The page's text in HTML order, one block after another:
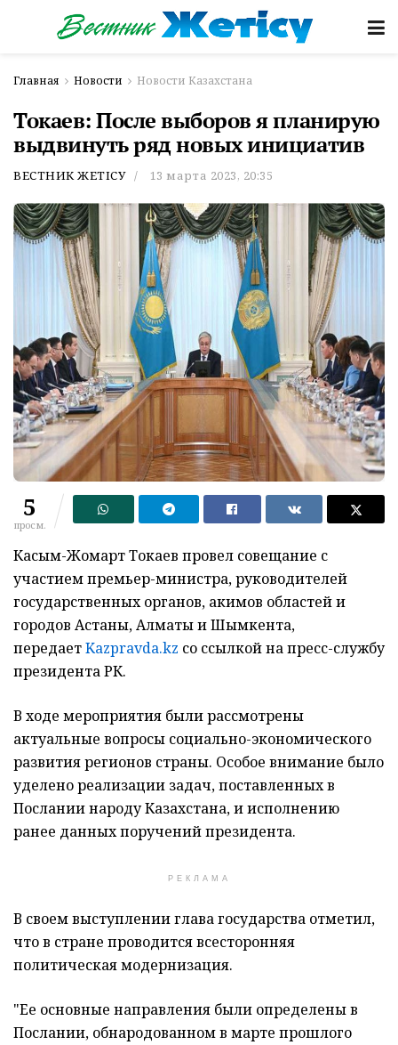
Главная Новости Новости Казахстана
Токаев: После выборов я планирую
выдвинуть ряд новых инициатив
ВЕСТНИК ЖЕТІСУ 13 марта 2023, 20:35
5
просм.
Касым-Жомарт Токаев провел совещание с
участием премьер-министра, руководителей
государственных органов, акимов областей и
городов Астаны, Алматы и Шымкента,
передаетKazpravda.kz со ссылкой на пресс-службу
президента РК.
В ходе мероприятия были рассмотрены
актуальные вопросы социально-экономического
развития регионов страны. Особое внимание было
уделено реализации задач, поставленных в
Послании народу Казахстана, и исполнению
ранее данных поручений президента.
РЕКЛАМА
В своем выступлении глава государства отметил,
что в стране проводится всесторонняя
политическая модернизация.
"Ее основные направления были определены в
Послании, обнародованном в марте прошлого